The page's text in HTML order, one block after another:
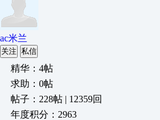
ac米兰
关注 私信
精华：4帖
求助：0帖
帖子：228帖 | 12359回
年度积分：2963